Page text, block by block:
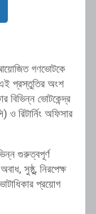
গণভোটকে
এই প্রস্তুতির অংশ
বিভিন্ন ভোটকেন্দ্র
ও রিটার্নিং অফিসার
গুরুত্বপূর্ণ
সুষ্ঠু, নিরপেক্ষ
প্রয়োগ